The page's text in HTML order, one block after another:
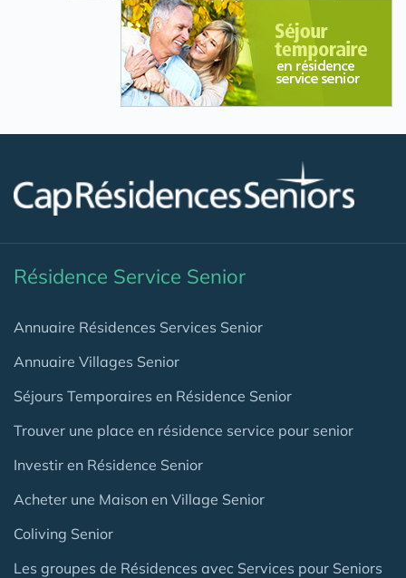
Résidence Service Senior
Annuaire Résidences Services Senior
Annuaire Villages Senior
Séjours Temporaires en Résidence Senior
Trouver une place en résidence service pour senior
Investir en Résidence Senior
Acheter une Maison en Village Senior
Coliving Senior
Les groupes de Résidences avec Services pour Seniors